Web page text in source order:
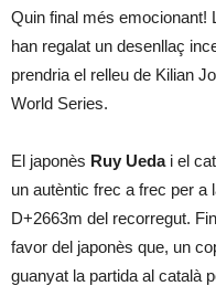
Quin final més
han regalat un desenllaç
prendria el relleu de Kilian
World Series.
El japonès Ruy Uedai el
un autèntic frec a frec per a
D+2663m del recorregut.
favor del japonès que, un
guanyat la partida al català